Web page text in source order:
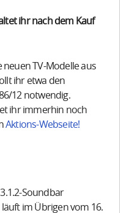
ihr nach dem Kauf
neuen TV-Modelle aus
ihr etwa den
12 notwendig.
ihr immerhin noch
Aktions-Webseite!
Soundbar
läuft im Übrigen vom 16.